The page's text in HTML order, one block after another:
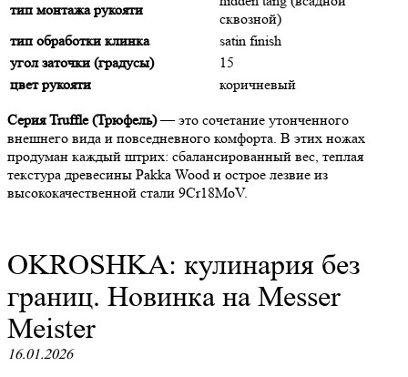
тип монтажа рукояти
сквозной)
тип обработки клинка
satin finish
угол заточки (градусы)
15
цвет рукояти
коричневый
Серия Truffle (Трюфель)— это сочетание утонченного
внешнего вида и повседневного комфорта. В этих ножах
продуман каждый штрих: сбалансированный вес, теплая
текстура древесины Pakka Wood и острое лезвие из
высококачественной стали 9Cr18MoV.
OKROSHKA: кулинария без
границ. Новинка на Messer
Meister
16.01.2026